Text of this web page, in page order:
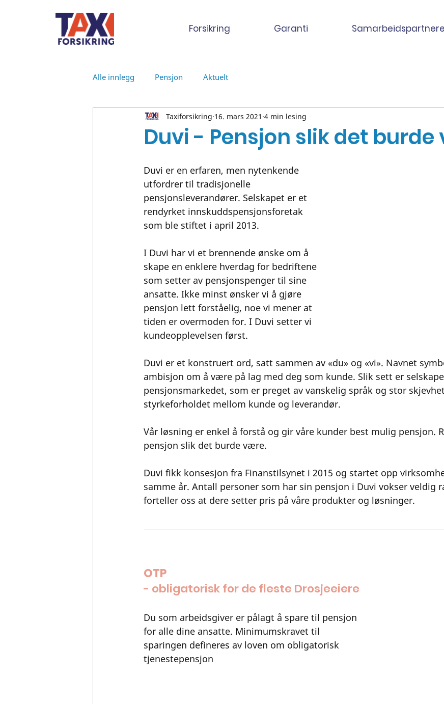
Forsikring Garanti Samarbeidspartnere
Alle innlegg Pensjon Aktuelt
Duvi - Pensjon slik det
Taxiforsikring 16. mars 2021 4 min lesing
Duvi er en erfaren, men nytenkende
utfordrer til tradisjonelle
pensjonsleverandører. Selskapet er et
rendyrket innskuddspensjonsforetak
som ble stiftet i april 2013.
I Duvi har vi et brennende ønske om å
skape en enklere hverdag for bedriftene
som setter av pensjonspenger til sine
ansatte. Ikke minst ønsker vi å gjøre
pensjon lett forståelig, noe vi mener at
tiden er overmoden for. I Duvi setter vi
kundeopplevelsen først.
Duvi er et konstruert ord, satt sammen av «du» og «vi». Navnet
ambisjon om å være på lag med deg som kunde. Slik sett er
pensjonsmarkedet, som er preget av vanskelig språk og stor
styrkeforholdet mellom kunde og leverandør.
Vår løsning er enkel å forstå og gir våre kunder best mulig pensjon.
pensjon slik det burde være.
Duvi fikk konsesjon fra Finanstilsynet i 2015 og startet opp
samme år. Antall personer som har sin pensjon i Duvi vokser veldig
forteller oss at dere setter pris på våre produkter og løsninger.
OTP
- obligatorisk for de fleste Drosjeeiere
Du som arbeidsgiver er pålagt å spare til pensjon
for alle dine ansatte. Minimumskravet til
sparingen defineres av loven om obligatorisk
tjenestepensjon